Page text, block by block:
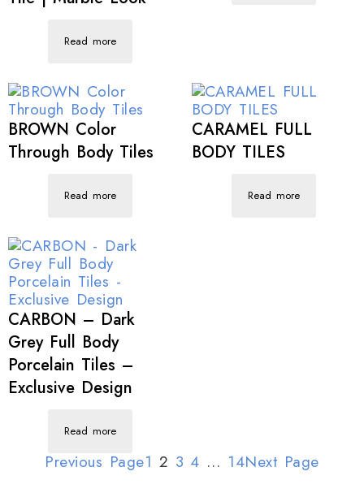
Read more
BROWN Color
Through Body Tiles
Read more
CARAMEL FULL
BODY TILES
Read more
CARBON – Dark
Grey Full Body
Porcelain Tiles –
Exclusive Design
Read more
Previous Page1 2 3 4 … 14Next Page